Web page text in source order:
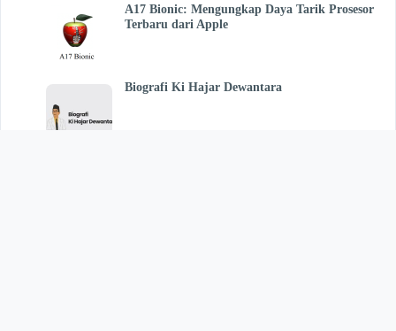
A17 Bionic: Mengungkap Daya Tarik Prosesor
Terbaru dari Apple
Biografi Ki Hajar Dewantara